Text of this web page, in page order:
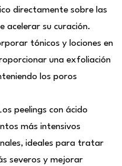
directamente sobre las
acelerar su curación.
tónicos y lociones en
una exfoliación
los poros
peelings con ácido
más intensivos
ideales para tratar
severos y mejorar